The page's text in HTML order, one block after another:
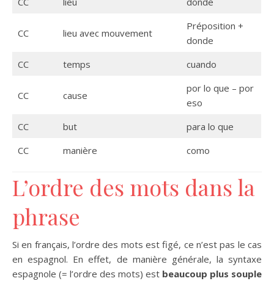
CC lieu avec mouvement
Préposition +
donde
CC
temps cuando
CC cause
por lo que – por
eso
CC
but
para lo que
CC
manière como
L’ordre des mots dans la
phrase
Si en français, l’ordre des mots est figé, ce n’est pas le cas
en espagnol. En effet, de manière générale, la syntaxe
espagnole (= l’ordre des mots) est beaucoup plus souple